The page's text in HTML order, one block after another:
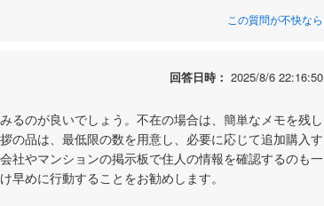
この質問が不快なら
回答日時： 2025/8/6 22:16:50
るのが良いでしょう。不在の場合は、簡単なメモを残し
の品は、最低限の数を用意し、必要に応じて追加購入す
社やマンションの掲示板で住人の情報を確認するのも一
めに行動することをお勧めします。